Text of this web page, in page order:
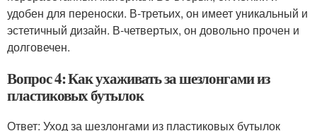
удобен для переноски. В-третьих, он имеет уникальный и
эстетичный дизайн. В-четвертых, он довольно прочен и
долговечен.
Вопрос 4: Как ухаживать за шезлонгами из
пластиковых бутылок
Ответ: Уход за шезлонгами из пластиковых бутылок